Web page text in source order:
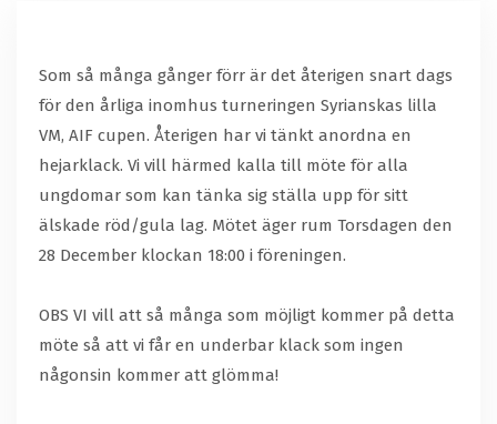
Som så många gånger förr är det återigen snart dags
för den årliga inomhus turneringen Syrianskas lilla
VM, AIF cupen. Återigen har vi tänkt anordna en
hejarklack. Vi vill härmed kalla till möte för alla
ungdomar som kan tänka sig ställa upp för sitt
älskade röd/gula lag. Mötet äger rum Torsdagen den
28 December klockan 18:00 i föreningen.
OBS VI vill att så många som möjligt kommer på detta
möte så att vi får en underbar klack som ingen
någonsin kommer att glömma!